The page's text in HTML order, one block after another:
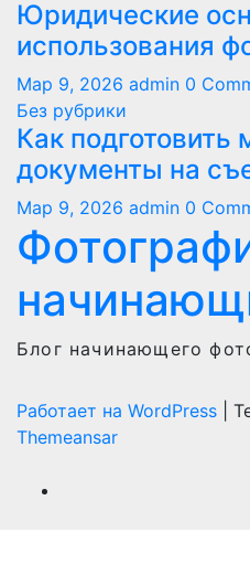
Юридические
использования
Мар 9, 2026 admin 0
Без рубрики
Как подготовить
документы на
Мар 9, 2026 admin 0
Блог начинающего
Работает на WordPress
Themeansar